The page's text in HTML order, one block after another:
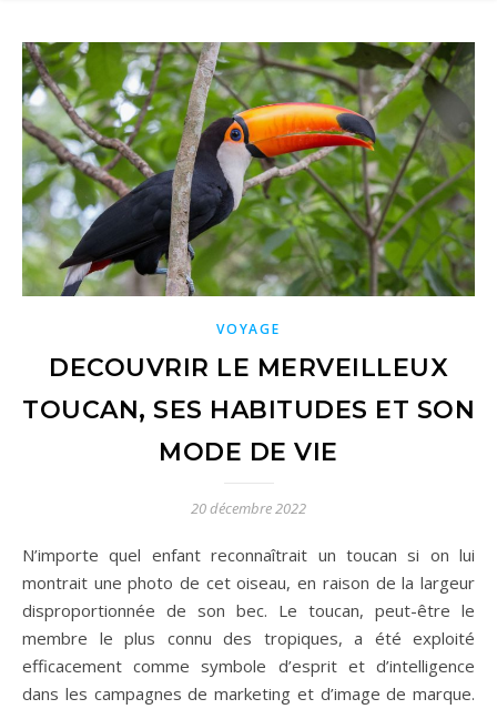
VOYAGE
DECOUVRIR LE MERVEILLEUX
TOUCAN, SES HABITUDES ET SON
MODE DE VIE
20 décembre 2022
N’importe quel enfant reconnaîtrait un toucan si on lui
montrait une photo de cet oiseau, en raison de la largeur
disproportionnée de son bec. Le toucan, peut-être le
membre le plus connu des tropiques, a été exploité
efficacement comme symbole d’esprit et d’intelligence
dans les campagnes de marketing et d’image de marque.